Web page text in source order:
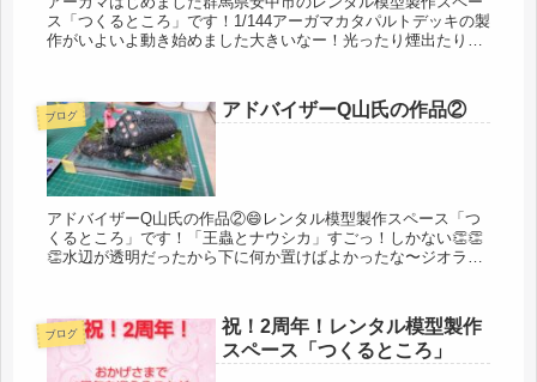
ス「つくるところ」です！1/144アーガマカタパルトデッキの製
作がいよいよ動き始めました大きいなー！光ったり煙出たり飛
ブログ アドバイザーQ山氏の作品②
アドバイザーQ山氏の作品②😄レンタル模型製作スペース「つ
くるところ」です！「王蟲とナウシカ」すごっ！しかない👏👏
👏水辺が透明だったから下に何か置けばよかったな〜ジオラマ
ブログ
祝！2周年！レンタル模型製作
スペース「つくるところ」